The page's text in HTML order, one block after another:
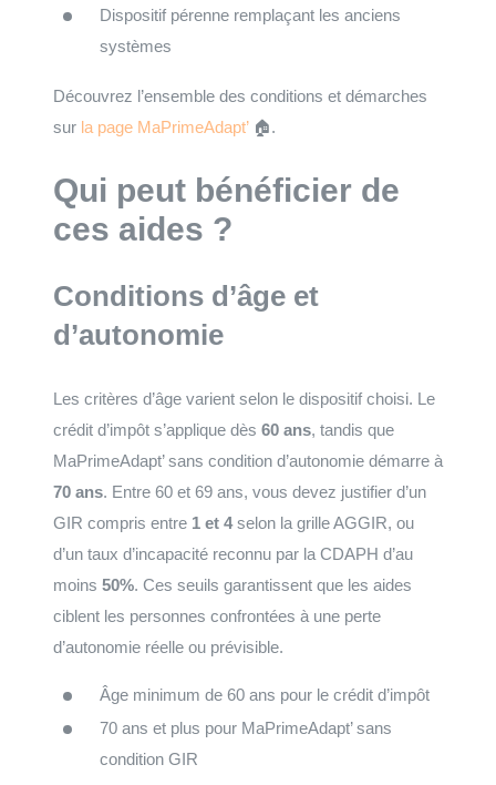
Dispositif pérenne remplaçant les anciens
systèmes
Découvrez l’ensemble des conditions et démarches
sur la page MaPrimeAdapt’🏠.
Qui peut bénéficier de
ces aides ?
Conditions d’âge et
d’autonomie
Les critères d’âge varient selon le dispositif choisi. Le
crédit d’impôt s’applique dès 60 ans, tandis que
MaPrimeAdapt’ sans condition d’autonomie démarre à
70 ans. Entre 60 et 69 ans, vous devez justifier d’un
GIR compris entre 1 et 4selon la grille AGGIR, ou
d’un taux d’incapacité reconnu par la CDAPH d’au
moins 50%. Ces seuils garantissent que les aides
ciblent les personnes confrontées à une perte
d’autonomie réelle ou prévisible.
Âge minimum de 60 ans pour le crédit d’impôt
70 ans et plus pour MaPrimeAdapt’ sans
condition GIR